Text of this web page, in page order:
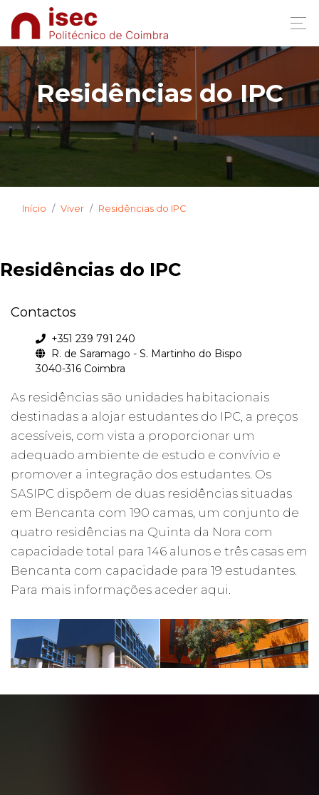
Residências do IPC
Início Viver Residências do IPC
Residências do IPC
Contactos
+351 239 791 240
R. de Saramago - S. Martinho do Bispo
3040-316 Coimbra
As residências são unidades habitacionais
destinadas a alojar estudantes do IPC, a preços
acessíveis, com vista a proporcionar um
adequado ambiente de estudo e convívio e
promover a integração dos estudantes. Os
SASIPC dispõem de duas residências situadas
em Bencanta com 190 camas, um conjunto de
quatro residências na Quinta da Nora com
capacidade total para 146 alunos e três casas em
Bencanta com capacidade para 19 estudantes.
Para mais informações aceder aqui.